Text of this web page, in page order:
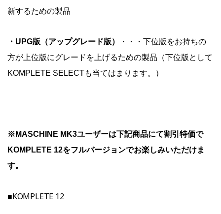
新するための製品
・UPG版（アップグレード版）
・・・下位版をお持ちの
方が上位版にグレードを上げるための製品（下位版として
KOMPLETE SELECTも当てはまります。）
※MASCHINE MK3ユーザーは下記商品にて割引特価で
KOMPLETE 12をフルバージョンでお楽しみいただけま
す。
■KOMPLETE 12